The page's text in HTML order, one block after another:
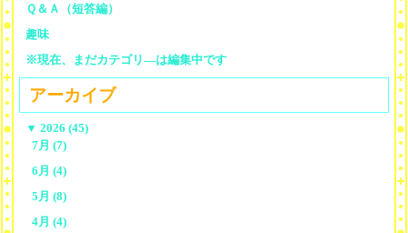
Ｑ＆Ａ（短答編）
趣味
※現在、まだカテゴリ—は編集中です
アーカイブ
▼ 2026 (45)
7月 (7)
6月 (4)
5月 (8)
4月 (4)